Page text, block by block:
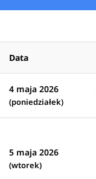
Data
4 maja 2026
(poniedziałek)
5 maja 2026
(wtorek)